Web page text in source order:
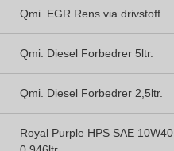
Qmi. EGR Rens via drivstoff.
Qmi. Diesel Forbedrer 5ltr.
Qmi. Diesel Forbedrer 2,5ltr.
Royal Purple HPS SAE 10W40